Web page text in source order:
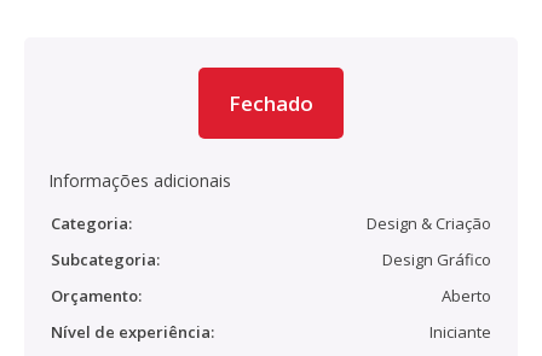
Fechado
Informações adicionais
Categoria:
Design & Criação
Subcategoria:
Design Gráfico
Orçamento:
Aberto
Nível de experiência:
Iniciante